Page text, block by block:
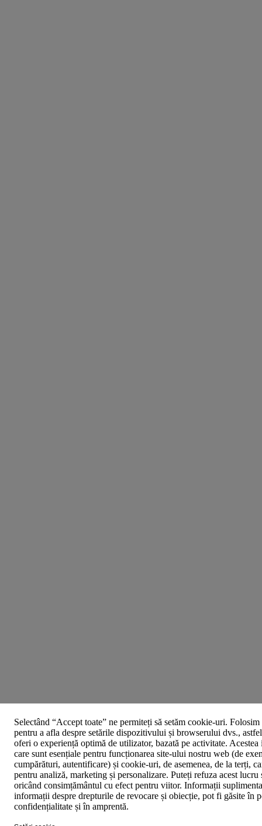
Selectând “Accept toate” ne permiteți să setăm cookie-uri.
pentru a afla despre setările dispozitivului și browserului dvs.,
oferi o experiență optimă de utilizator, bazată pe activitate.
care sunt esențiale pentru funcționarea site-ului nostru web (de
cumpărături, autentificare) și cookie-uri, de asemenea, de la terți,
pentru analiză, marketing și personalizare. Puteți refuza acest
oricând consimțământul cu efect pentru viitor. Informații
informații despre drepturile de revocare și obiecție, pot fi găsite în
confidențialitate și în amprentă.